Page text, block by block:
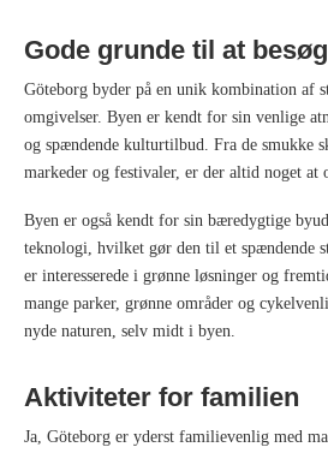
Gode grunde til at
Göteborg byder på en unik kombination af
omgivelser. Byen er kendt for sin venlige
og spændende kulturtilbud. Fra de smukke
markeder og festivaler, er der altid noget at
Byen er også kendt for sin bæredygtige
teknologi, hvilket gør den til et spændende
er interesserede i grønne løsninger og
mange parker, grønne områder og
nyde naturen, selv midt i byen.
Aktiviteter for familien
Ja, Göteborg er yderst familievenlig med